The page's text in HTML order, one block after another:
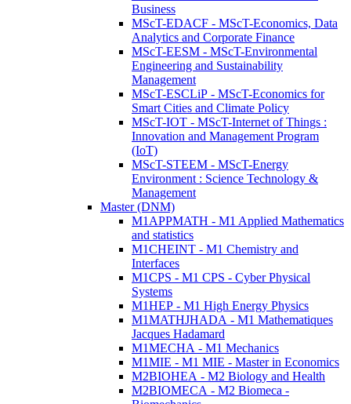
Business
MScT-EDACF - MScT-Economics, Data
Analytics and Corporate Finance
MScT-EESM - MScT-Environmental
Engineering and Sustainability
Management
MScT-ESCLiP - MScT-Economics for
Smart Cities and Climate Policy
MScT-IOT - MScT-Internet of Things :
Innovation and Management Program
(IoT)
MScT-STEEM - MScT-Energy
Environment : Science Technology &
Management
Master (DNM)
M1APPMATH - M1 Applied Mathematics
and statistics
M1CHEINT - M1 Chemistry and
Interfaces
M1CPS - M1 CPS - Cyber Physical
Systems
M1HEP - M1 High Energy Physics
M1MATHJHADA - M1 Mathematiques
Jacques Hadamard
M1MECHA - M1 Mechanics
M1MIE - M1 MIE - Master in Economics
M2BIOHEA - M2 Biology and Health
M2BIOMECA - M2 Biomeca -